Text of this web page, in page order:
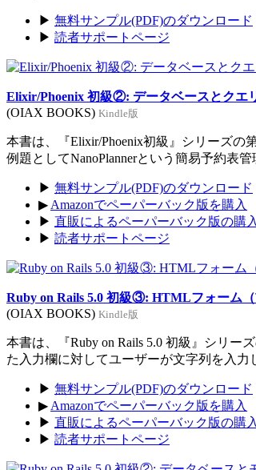
▶ 無料サンプル(PDF)のダウンロード
▶ 読者サポートページ
Elixir/Phoenix 初級②: データベースとクエ
(OIAX BOOKS) Kindle版
本書は、『Elixir/Phoenix初級』シリーズの
例題としてNanoPlannerという簡易予約表管
▶ 無料サンプル(PDF)のダウンロード
▶ Amazonでペーパーバック版を購入
▶ 直販によるペーパーバック版の購入
▶ 読者サポートページ
Ruby on Rails 5.0 初級③: HTMLフォーム（
(OIAX BOOKS) Kindle版
本書は、『Ruby on Rails 5.0 初級』シリ
た入力欄に対してユーザーが文字列を入力
▶ 無料サンプル(PDF)のダウンロード
▶ Amazonでペーパーバック版を購入
▶ 直販によるペーパーバック版の購入
▶ 読者サポートページ